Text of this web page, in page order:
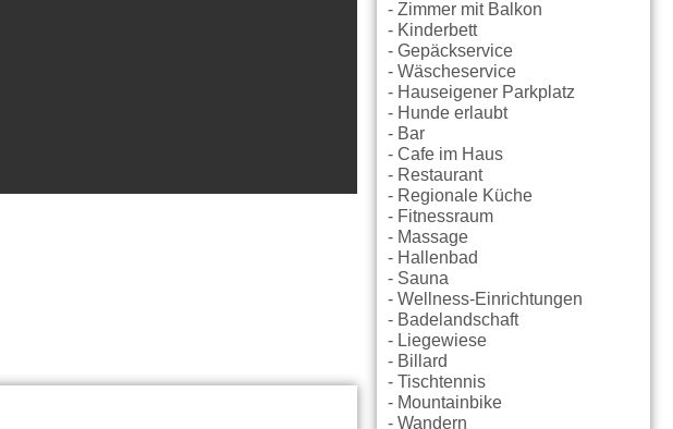
- Zimmer mit Balkon
- Kinderbett
- Gepäckservice
- Wäscheservice
- Hauseigener Parkplatz
- Hunde erlaubt
- Bar
- Cafe im Haus
- Restaurant
- Regionale Küche
- Fitnessraum
- Massage
- Hallenbad
- Sauna
- Wellness-Einrichtungen
- Badelandschaft
- Liegewiese
- Billard
- Tischtennis
- Mountainbike
- Wandern